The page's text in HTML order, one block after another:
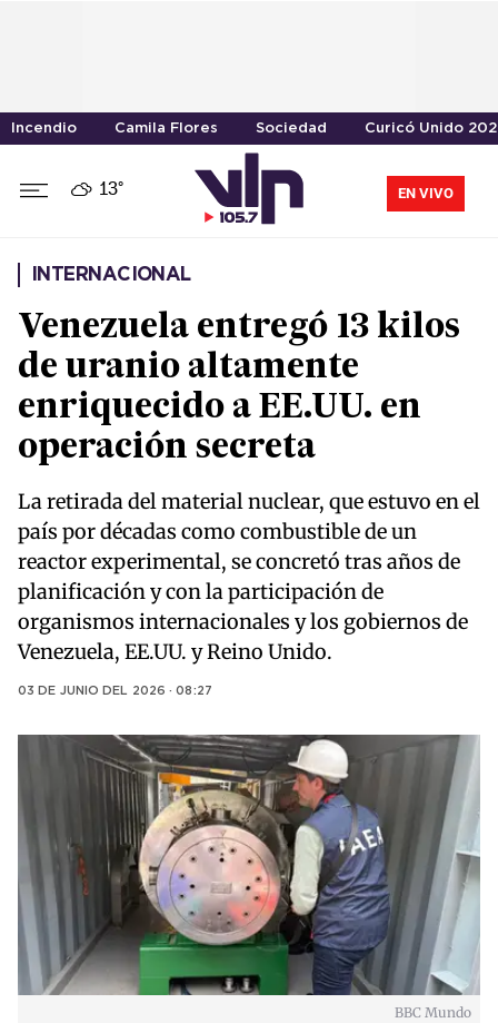
Incendio Camila Flores Sociedad Curicó Unido
13° EN VIVO
INTERNACIONAL
Venezuela entregó 13 kilos
de uranio altamente
enriquecido a EE.UU. en
operación secreta
La retirada del material nuclear, que estuvo en el
país por décadas como combustible de un
reactor experimental, se concretó tras años de
planificación y con la participación de
organismos internacionales y los gobiernos de
Venezuela, EE.UU. y Reino Unido.
03 DE JUNIO DEL 2026 · 08:27
BBC Mundo